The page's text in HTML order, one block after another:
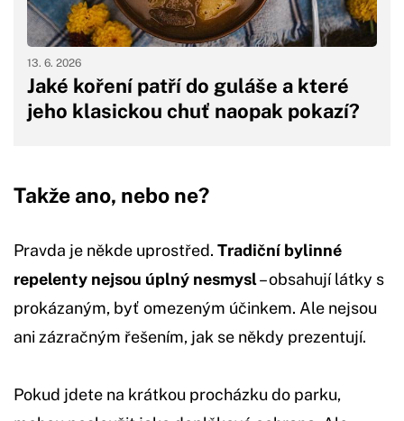
Jaké koření patří do guláše a které
jeho klasickou chuť naopak pokazí?
13. 6. 2026
Takže ano, nebo ne?
Pravda je někde uprostřed. Tradiční bylinné
repelenty nejsou úplný nesmysl– obsahují látky s
prokázaným, byť omezeným účinkem. Ale nejsou
ani zázračným řešením, jak se někdy prezentují.
Pokud jdete na krátkou procházku do parku,